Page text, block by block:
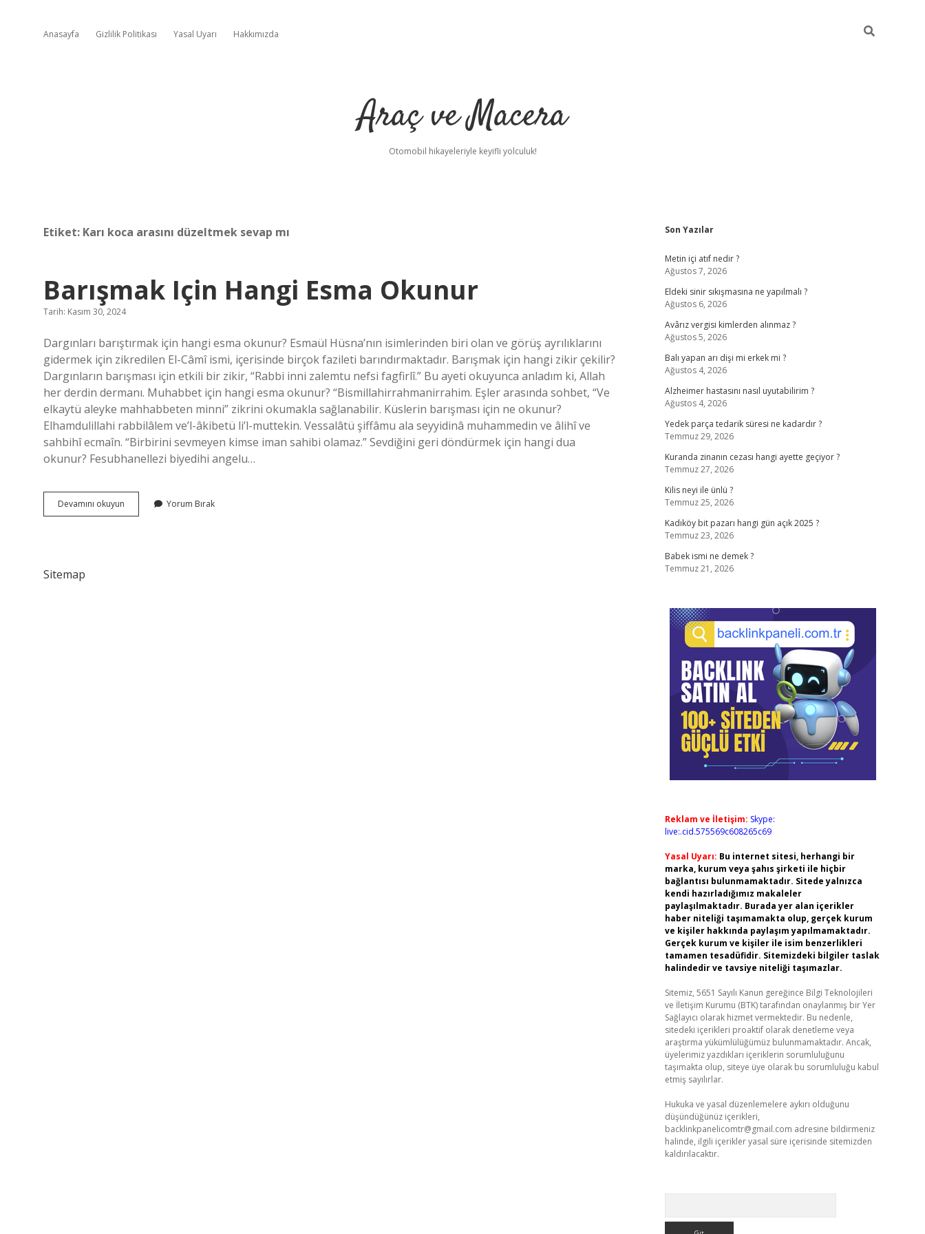
Anasayfa Gizlilik Politikası Yasal Uyarı Hakkımızda
Araç ve Macera
Otomobil hikayeleriyle keyifli yolculuk!
Etiket: Karı koca arasını düzeltmek sevap mı
Barışmak Için Hangi Esma Okunur
Tarih: Kasım 30, 2024
Dargınları barıştırmak için hangi esma okunur? Esmaül Hüsna’nın isimlerinden biri olan ve görüş ayrılıklarını
gidermek için zikredilen El-Câmî ismi, içerisinde birçok fazileti barındırmaktadır. Barışmak için hangi zikir çekilir?
Dargınların barışması için etkili bir zikir, “Rabbi inni zalemtu nefsi fagfirlî.” Bu ayeti okuyunca anladım ki, Allah
her derdin dermanı. Muhabbet için hangi esma okunur? “Bismillahirrahmanirrahim. Eşler arasında sohbet, “Ve
elkaytü aleyke mahhabbeten minni” zikrini okumakla sağlanabilir. Küslerin barışması için ne okunur?
Elhamdulillahi rabbilâlem ve’l-âkibetü li’l-muttekin. Vessalâtü şiffâmu ala seyyidinâ muhammedin ve âlihî ve
sahbihî ecmaîn. “Birbirini sevmeyen kimse iman sahibi olamaz.” Sevdiğini geri döndürmek için hangi dua
okunur? Fesubhanellezi biyedihi angelu…
Devamını okuyun Barışmak
Için
Yorum Bırak
Sitemap
Sidebar
Son Yazılar
Metin içi atıf nedir ?
Ağustos 7, 2026
Eldeki sinir sıkışmasına ne yapılmalı ?
Ağustos 6, 2026
Avârız vergisi kimlerden alınmaz ?
Ağustos 5, 2026
Balı yapan arı dişi mi erkek mi ?
Ağustos 4, 2026
Alzheimer hastasını nasıl uyutabilirim ?
Ağustos 4, 2026
Yedek parça tedarik süresi ne kadardır ?
Temmuz 29, 2026
Kuranda zinanın cezası hangi ayette geçiyor ?
Temmuz 27, 2026
Kilis neyi ile ünlü ?
Temmuz 25, 2026
Kadıköy bit pazarı hangi gün açık 2025 ?
Temmuz 23, 2026
Babek ismi ne demek ?
Temmuz 21, 2026
Reklam ve İletişim: Skype:
live:.cid.575569c608265c69
Yasal Uyarı: Bu internet sitesi, herhangi bir
marka, kurum veya şahıs şirketi ile hiçbir
bağlantısı bulunmamaktadır. Sitede yalnızca
kendi hazırladığımız makaleler
paylaşılmaktadır. Burada yer alan içerikler
haber niteliği taşımamakta olup, gerçek kurum
ve kişiler hakkında paylaşım yapılmamaktadır.
Gerçek kurum ve kişiler ile isim benzerlikleri
tamamen tesadüfidir. Sitemizdeki bilgiler taslak
halindedir ve tavsiye niteliği taşımazlar.
Sitemiz, 5651 Sayılı Kanun gereğince Bilgi Teknolojileri
ve İletişim Kurumu (BTK) tarafından onaylanmış bir Yer
Sağlayıcı olarak hizmet vermektedir. Bu nedenle,
sitedeki içerikleri proaktif olarak denetleme veya
araştırma yükümlülüğümüz bulunmamaktadır. Ancak,
üyelerimiz yazdıkları içeriklerin sorumluluğunu
taşımakta olup, siteye üye olarak bu sorumluluğu kabul
etmiş sayılırlar.
Hukuka ve yasal düzenlemelere aykırı olduğunu
düşündüğünüz içerikleri,
backlinkpanelicomtr@gmail.com adresine bildirmeniz
halinde, ilgili içerikler yasal süre içerisinde sitemizden
kaldırılacaktır.